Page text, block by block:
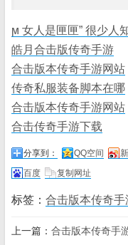
ϻ 女人是匣匣” 很少人
皓月合击版传奇手游
合击版本传奇手游网站
传奇私服装备脚本在哪
合击版本传奇手游网站
合击传奇手游下载
分享到： QQ空间
百度
复制网址
标签： 合击版本传奇手
上一篇： 合击版本传奇手